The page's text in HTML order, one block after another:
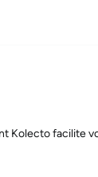
Kolecto facilite